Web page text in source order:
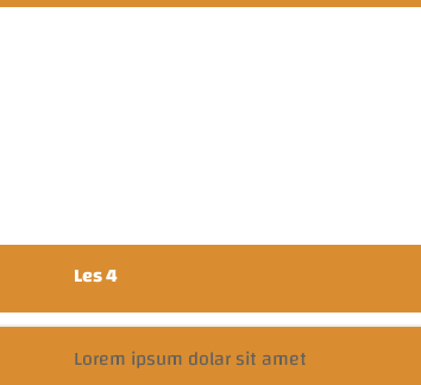
Les 4
Lorem ipsum dolar sit amet